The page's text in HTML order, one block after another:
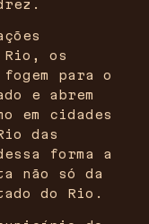
os
para o
e abrem
em cidades
das
forma a
não só da
do Rio.